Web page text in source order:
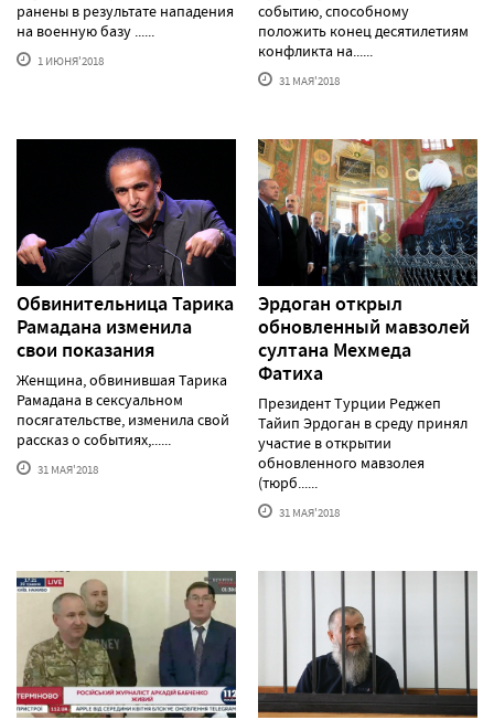
ранены в результате нападения
на военную базу ......
1 ИЮНЯ'2018
событию, способному
положить конец десятилетиям
конфликта на......
31 МАЯ'2018
Обвинительница Тарика
Рамадана изменила
свои показания
Женщина, обвинившая Тарика
Рамадана в сексуальном
посягательстве, изменила свой
рассказ о событиях,......
31 МАЯ'2018
Эрдоган открыл
обновленный мавзолей
султана Мехмеда
Фатиха
Президент Турции Реджеп
Тайип Эрдоган в среду принял
участие в открытии
обновленного мавзолея
(тюрб......
31 МАЯ'2018